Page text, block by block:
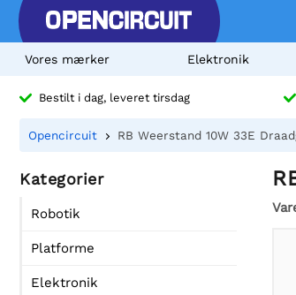
Vores mærker Elektronik
Bestilt i dag, leveret tirsdag
Opencircuit RB Weerstand 10W 33E
Kategorier
Robotik
Platforme
Elektronik